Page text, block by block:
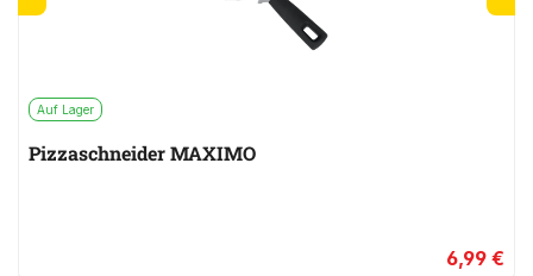
Auf Lager
Pizzaschneider MAXIMO
6,99 €